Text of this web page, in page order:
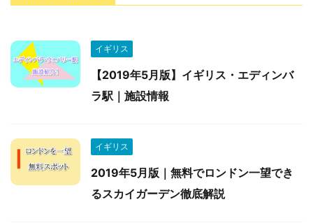
イギリス
【2019年5月版】イギリス・エディンバ
ラ駅｜施設情報
イギリス
2019年5月版｜無料でロンドン一望でき
るスカイガーデン徹底解説